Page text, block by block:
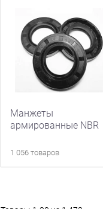
Манжеты
армированные NBR
1 056 товаров